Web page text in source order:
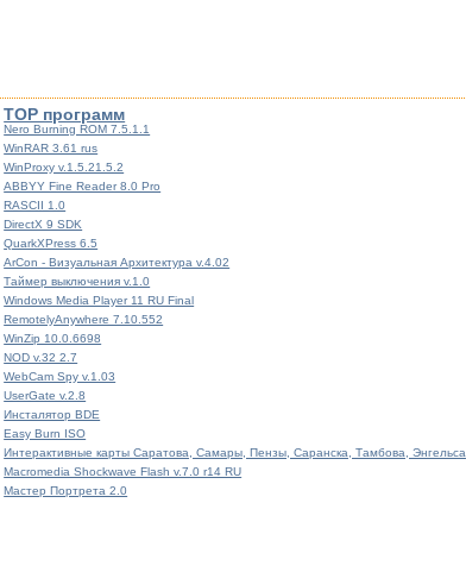
TOP программ
Nero Burning ROM 7.5.1.1
WinRAR 3.61 rus
WinProxy v.1.5.21.5.2
ABBYY Fine Reader 8.0 Pro
RASCII 1.0
DirectX 9 SDK
QuarkXPress 6.5
ArCon - Визуальная Архитектура v.4.02
Таймер выключения v.1.0
Windows Media Player 11 RU Final
RemotelyAnywhere 7.10.552
WinZip 10.0.6698
NOD v.32 2.7
WebCam Spy v.1.03
UserGate v.2.8
Инсталятор BDE
Easy Burn ISO
Интерактивные карты Саратова, Самары, Пензы, Саранска, Тамбова, Энгельса
Macromedia Shockwave Flash v.7.0 r14 RU
Мастер Портрета 2.0